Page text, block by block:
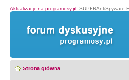
Aktualizacje na programosy.pl: SUPERAntiSpyware
Strona główna